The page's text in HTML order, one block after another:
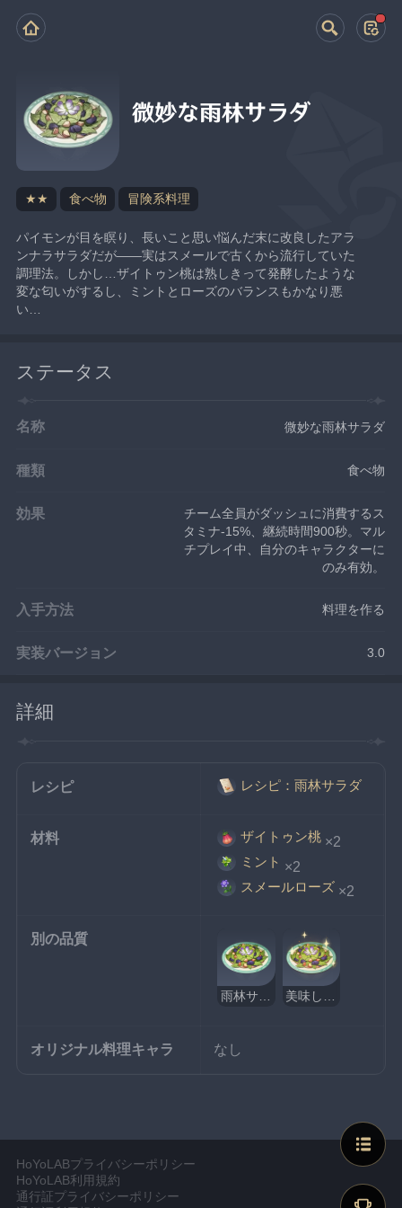
微妙な雨林サラダ
★★ 食べ物 冒険系料理
パイモンが目を瞑り、長いこと思い悩んだ末に改良したアラ
ンナラサラダだが——実はスメールで古くから流行していた
調理法。しかし…ザイトゥン桃は熟しきって発酵したような
変な匂いがするし、ミントとローズのバランスもかなり悪
い…
ステータス
名称 微妙な雨林サラダ
種類 食べ物
効果
チーム全員がダッシュに消費するス
タミナ-15%、継続時間900秒。マル
チプレイ中、自分のキャラクターに
のみ有効。
入手方法 料理を作る
実装バージョン 3.0
詳細
レシピ レシピ：雨林サラダ
材料 ザイトゥン桃 ×2
ミント ×2
スメールローズ ×2
別の品質
オリジナル料理キャラ なし
HoYoLABプライバシーポリシー
HoYoLAB利用規約
通行証プライバシーポリシー